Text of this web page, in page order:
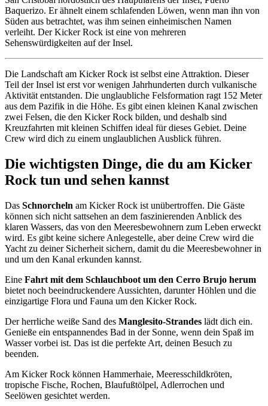
Baquerizo. Er ähnelt einem schlafenden Löwen, wenn man ihn von
Süden aus betrachtet, was ihm seinen einheimischen Namen
verleiht. Der Kicker Rock ist eine von mehreren
Sehenswürdigkeiten auf der Insel.
Die Landschaft am Kicker Rock ist selbst eine Attraktion. Dieser
Teil der Insel ist erst vor wenigen Jahrhunderten durch vulkanische
Aktivität entstanden. Die unglaubliche Felsformation ragt 152 Meter
aus dem Pazifik in die Höhe. Es gibt einen kleinen Kanal zwischen
zwei Felsen, die den Kicker Rock bilden, und deshalb sind
Kreuzfahrten mit kleinen Schiffen ideal für dieses Gebiet. Deine
Crew wird dich zu einem unglaublichen Ausblick führen.
Die wichtigsten Dinge, die du am Kicker
Rock tun und sehen kannst
Das Schnorcheln am Kicker Rock ist unübertroffen. Die Gäste
können sich nicht sattsehen an dem faszinierenden Anblick des
klaren Wassers, das von den Meeresbewohnern zum Leben erweckt
wird. Es gibt keine sichere Anlegestelle, aber deine Crew wird die
Yacht zu deiner Sicherheit sichern, damit du die Meeresbewohner in
und um den Kanal erkunden kannst.
Eine Fahrt mit dem Schlauchboot um den Cerro Brujo herum
bietet noch beeindruckendere Aussichten, darunter Höhlen und die
einzigartige Flora und Fauna um den Kicker Rock.
Der herrliche weiße Sand des Manglesito-Strandes lädt dich ein.
Genieße ein entspannendes Bad in der Sonne, wenn dein Spaß im
Wasser vorbei ist. Das ist die perfekte Art, deinen Besuch zu
beenden.
Am Kicker Rock können Hammerhaie, Meeresschildkröten,
tropische Fische, Rochen, Blaufußtölpel, Adlerrochen und
Seelöwen gesichtet werden.